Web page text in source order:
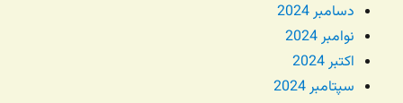
دسامبر 2024
نوامبر 2024
اکتبر 2024
سپتامبر 2024